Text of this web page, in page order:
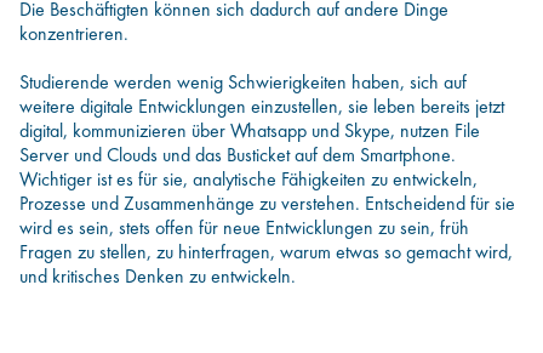
Die Beschäftigten können sich dadurch auf andere Dinge
konzentrieren.
Studierende werden wenig Schwierigkeiten haben, sich auf
weitere digitale Entwicklungen einzustellen, sie leben bereits jetzt
digital, kommunizieren über Whatsapp und Skype, nutzen File
Server und Clouds und das Busticket auf dem Smartphone.
Wichtiger ist es für sie, analytische Fähigkeiten zu entwickeln,
Prozesse und Zusammenhänge zu verstehen. Entscheidend für sie
wird es sein, stets offen für neue Entwicklungen zu sein, früh
Fragen zu stellen, zu hinterfragen, warum etwas so gemacht wird,
und kritisches Denken zu entwickeln.